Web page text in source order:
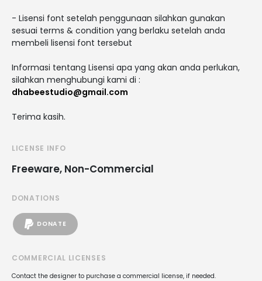
- Lisensi font setelah penggunaan silahkan gunakan
sesuai terms & condition yang berlaku setelah anda
membeli lisensi font tersebut
Informasi tentang Lisensi apa yang akan anda perlukan,
silahkan menghubungi kami di :
dhabeestudio@gmail.com
Terima kasih.
LICENSE INFO
Freeware, Non-Commercial
DONATIONS
DONATE
COMMERCIAL LICENSES
Contact the designer to purchase a commercial license, if needed.